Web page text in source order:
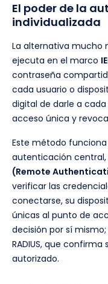
El poder de la
individualizada
La alternativa mucho
ejecuta en el marco
contraseña
cada usuario o
digital de darle a
acceso única y
Este método
autenticación
(Remote
verificar las
conectarse, su
únicas al punto de
decisión por sí
RADIUS, que
autorizado.